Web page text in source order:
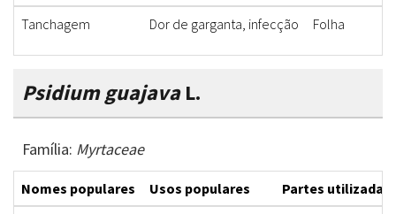
Tanchagem
Dor de garganta, infecção Folha
Psidium guajavaL.
Família: Myrtaceae
Nomes populares Usos populares
Partes utilizadas